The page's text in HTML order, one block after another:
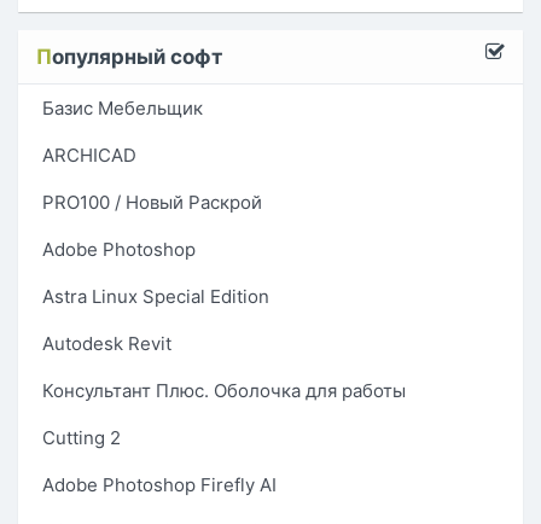
Популярный софт
Базис Мебельщик
ARCHICAD
PRO100 / Новый Раскрой
Adobe Photoshop
Astra Linux Special Edition
Autodesk Revit
Консультант Плюс. Оболочка для работы
Cutting 2
Adobe Photoshop Firefly AI